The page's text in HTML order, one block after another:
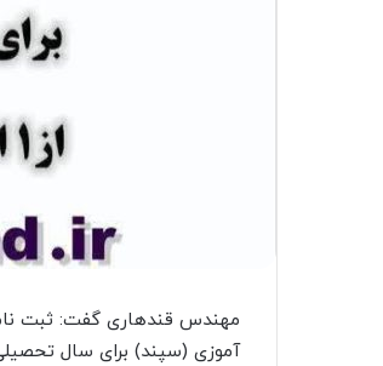
مهندس قندهاری گفت: ثبت
آموزی (سپند) برای سال تحصیلی ۱۴۰۵-۱۴۰۴ از اول خردادماه سال جاری آغاز